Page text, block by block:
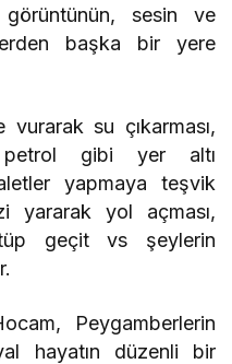
sesin ve
başka bir yere
vurarak su çıkarması,
petrol gibi yer altı
yapmaya teşvik
yararak yol açması,
geçit vs şeylerin
Peygamberlerin
hayatın düzenli bir